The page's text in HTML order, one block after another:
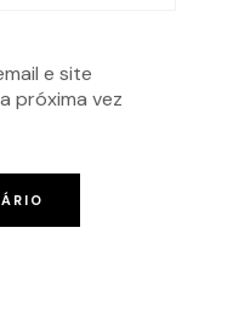
e site
próxima vez